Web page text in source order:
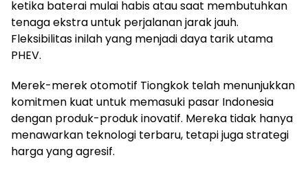
ketika baterai mulai habis atau saat membutuhkan
tenaga ekstra untuk perjalanan jarak jauh.
Fleksibilitas inilah yang menjadi daya tarik utama
PHEV.
Merek-merek otomotif Tiongkok telah menunjukkan
komitmen kuat untuk memasuki pasar Indonesia
dengan produk-produk inovatif. Mereka tidak hanya
menawarkan teknologi terbaru, tetapi juga strategi
harga yang agresif.